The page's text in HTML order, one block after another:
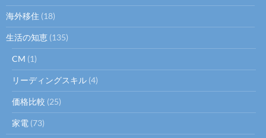
海外移住 (18)
生活の知恵 (135)
CM (1)
リーディングスキル (4)
価格比較 (25)
家電 (73)